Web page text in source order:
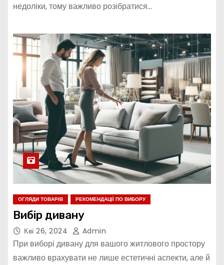
недоліки, тому важливо розібратися…
ОГЛЯДИ ТОВАРІВ РЕКОМЕНДАЦІЇ ПО ВИБОРУ
Вибір дивану
Кві 26, 2024 Admin
При виборі дивану для вашого житлового простору
важливо врахувати не лише естетичні аспекти, але й